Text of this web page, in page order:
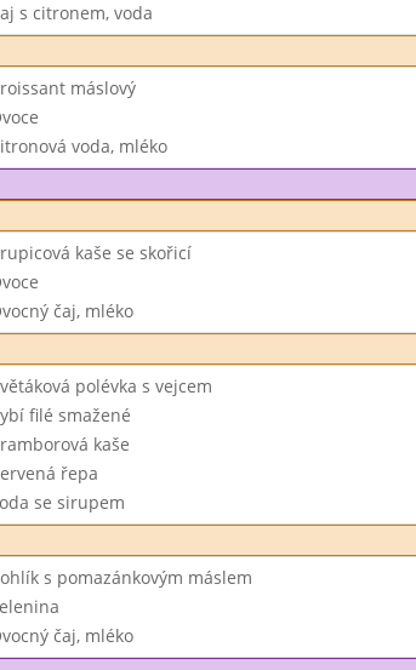
s citronem, voda
máslový
voda, mléko
kaše se skořicí
čaj, mléko
polévka s vejcem
filé smažené
kaše
řepa
se sirupem
s pomazánkovým máslem
čaj, mléko